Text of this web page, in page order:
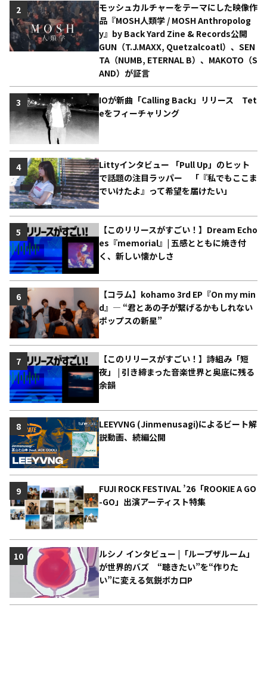
モッシュカルチャーをテーマにした映像作
品『MOSH人類学 / MOSH Anthropolog
y』by Back Yard Zine & Records公開
GUN（T.J.MAXX, Quetzalcoatl）、SEN
TA（NUMB, ETERNAL B）、MAKOTO（S
AND）が証言
2
IOが新曲「Calling Back」リリース Tet
eをフィーチャリング
3
Littyインタビュー 「Pull Up」のヒット
で話題の注目ラッパー 「『私でもここま
でいけたよ』って希望を届けたい」
4
【このリリースがすごい！】Dream Echo
es『memorial』| 五感とともに焼き付
く、新しい懐かしさ
5
【コラム】kohamo 3rd EP『On my min
d』― “君とあの子が繋げるかもしれない
ポップスの新星”
6
【このリリースがすごい！】詩組み「短
夜」 | 引き締まった音楽世界と奥底に残る
余韻
7
LEEYVNG (Jinmenusagi)によるビート解
説動画、続編公開
8
FUJI ROCK FESTIVAL ’26「ROOKIE A GO
-GO」出演アーティスト特集
9
ルシノ インタビュー |「ループザルーム」
が世界的バズ “聴きたい”を“作りた
い”に変える気鋭ボカロP
10